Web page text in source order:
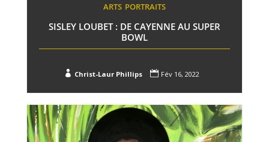
ARTS PORTRAITS
SISLEY LOUBET : DE CAYENNE AU SUPER
BOWL
 Christ-Laur Phillips  Fév 16, 2022